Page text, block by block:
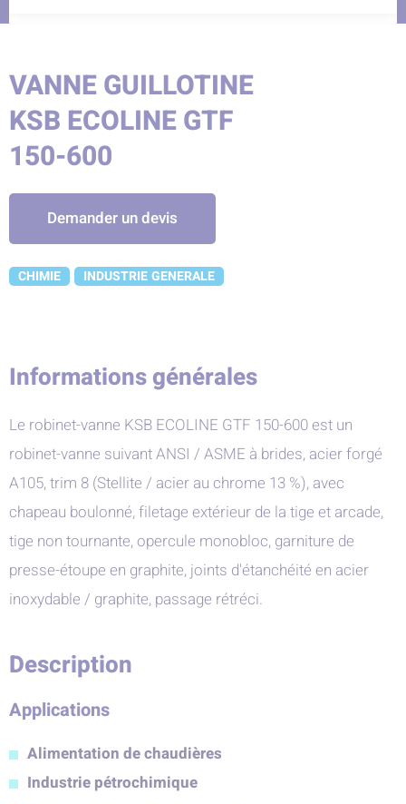
VANNE GUILLOTINE
KSB ECOLINE GTF
150-600
Demander un devis
CHIMIE INDUSTRIE GENERALE
Informations générales
Le robinet-vanne KSB ECOLINE GTF 150-600 est un
robinet-vanne suivant ANSI / ASME à brides, acier forgé
A105, trim 8 (Stellite / acier au chrome 13 %), avec
chapeau boulonné, filetage extérieur de la tige et arcade,
tige non tournante, opercule monobloc, garniture de
presse-étoupe en graphite, joints d'étanchéité en acier
inoxydable / graphite, passage rétréci.
Description
Applications
Alimentation de chaudières
Industrie pétrochimique